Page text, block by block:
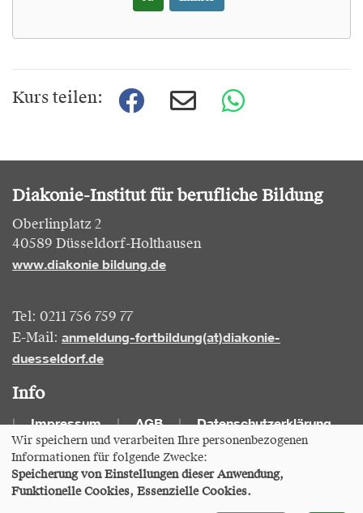
Kurs teilen:
Diakonie-Institut für berufliche Bildung
Oberlinplatz 2
40589 Düsseldorf-Holthausen
www.diakonie bildung.de
Tel: 0211 756 759 77
E-Mail: anmeldung-fortbildung(at)diakonie-
duesseldorf.de
Info
Impressum
AGB Datenschutzerklärung
Cookie Einstellungen
Kontrast AnsichtA A A
Wir speichern und verarbeiten Ihre personenbezogenen
Informationen für folgende Zwecke:
Speicherung von Einstellungen dieser Anwendung,
Funktionelle Cookies, Essenzielle Cookies.